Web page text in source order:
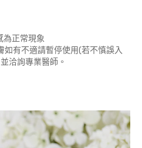
為正常現象
有不適請暫停使用(若不慎誤入
洽詢專業醫師。